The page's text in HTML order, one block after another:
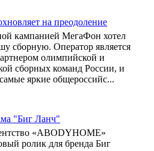
на преодоление
кампанией МегаФон хотел
сборную. Оператор является
олимпийской и
сборных команд России, и
яркие общероссийс...
"Биг Ланч"
«ABODYHOME»
ролик для бренда Биг